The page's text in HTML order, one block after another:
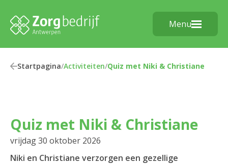
Menu
Startpagina/Activiteiten/Quiz met Niki & Christiane
Quiz met Niki & Christiane
vrijdag 30 oktober 2026
Niki en Christiane verzorgen een gezellige